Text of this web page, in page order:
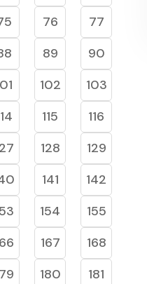
76
77
89
90
102
103
115
116
128
129
141
142
154
155
167
168
180
181